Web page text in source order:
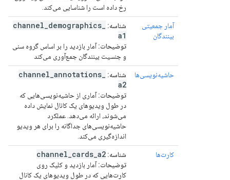
رخ داده است را شناسایی می‌کند.
آمار جمعیتی
بینندگان
شناسه: channel demographics
a1
توضیحات:آمار بازدید را بر اساس گروه سنی
و جنسیت بینندگان جمع‌آوری می‌کند
حاشیه‌نویسی‌ها شناسه: channel annotations
a2
توضیحات:آماری از حاشیه‌نویسی‌هایی که
در طول ویدیوهای یک کانال نمایش داده
می‌شوند، ارائه می‌دهد. عملکرد
حاشیه‌نویسی‌های جداگانه را برای هر ویدیو
اندازه‌گیری می‌کند.
کارت‌ها شناسه: channel cards a2
توضیحات:آمار بازدید و کلیک روی
کارت‌هایی که در طول ویدیوهای یک کانال